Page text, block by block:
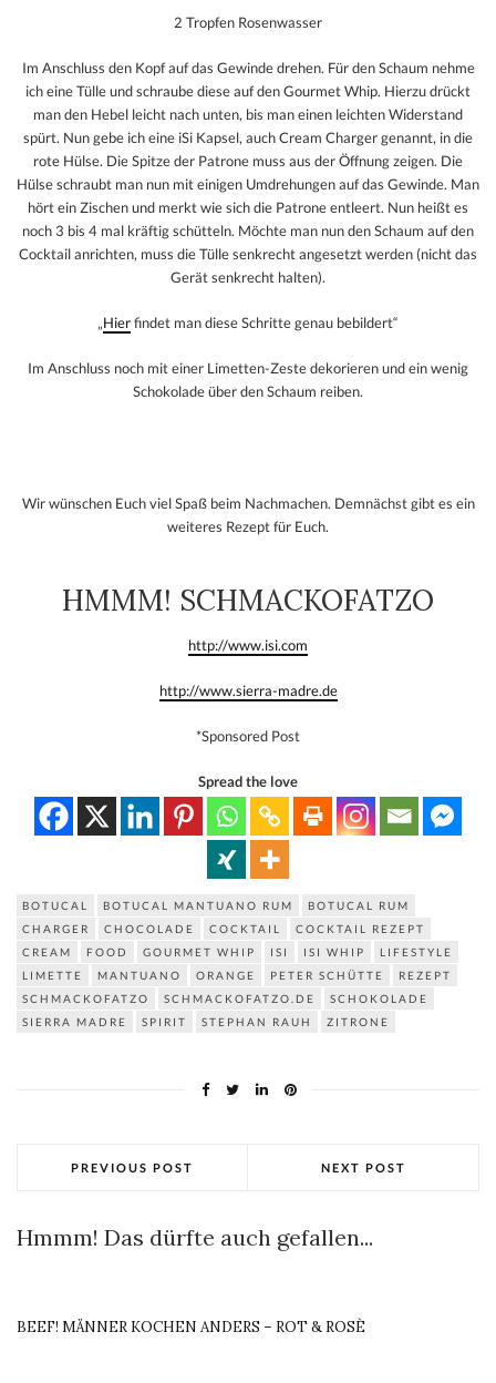
2 Tropfen Rosenwasser
Im Anschluss den Kopf auf das Gewinde drehen. Für den Schaum nehme
ich eine Tülle und schraube diese auf den Gourmet Whip. Hierzu drückt
man den Hebel leicht nach unten, bis man einen leichten Widerstand
spürt. Nun gebe ich eine iSi Kapsel, auch Cream Charger genannt, in die
rote Hülse. Die Spitze der Patrone muss aus der Öffnung zeigen. Die
Hülse schraubt man nun mit einigen Umdrehungen auf das Gewinde. Man
hört ein Zischen und merkt wie sich die Patrone entleert. Nun heißt es
noch 3 bis 4 mal kräftig schütteln. Möchte man nun den Schaum auf den
Cocktail anrichten, muss die Tülle senkrecht angesetzt werden (nicht das
Gerät senkrecht halten).
„Hierfindet man diese Schritte genau bebildert“
Im Anschluss noch mit einer Limetten-Zeste dekorieren und ein wenig
Schokolade über den Schaum reiben.
Wir wünschen Euch viel Spaß beim Nachmachen. Demnächst gibt es ein
weiteres Rezept für Euch.
HMMM! SCHMACKOFATZO
http://www.isi.com
http://www.sierra-madre.de
*Sponsored Post
Spread the love
BOTUCAL BOTUCAL MANTUANO RUM
BOTUCAL RUM
CHARGER
CHOCOLADE COCKTAIL
COCKTAIL REZEPT
CREAM
FOOD GOURMET WHIP ISI ISI WHIP
LIFESTYLE
LIMETTE
MANTUANO ORANGE PETER SCHÜTTE
REZEPT
SCHMACKOFATZO
SCHMACKOFATZO.DE
SCHOKOLADE
SIERRA MADRE
SPIRIT STEPHAN RAUH ZITRONE
PREVIOUS POST NEXT POST
Hmmm! Das dürfte auch gefallen...
BEEF! MÄNNER KOCHEN ANDERS – ROT & ROSÈ